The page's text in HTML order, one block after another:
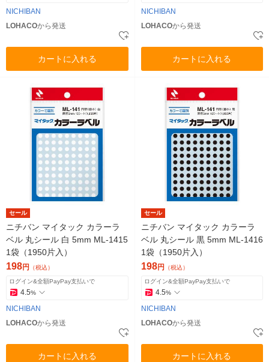
NICHIBAN
LOHACOから発送
カートに入れる
NICHIBAN
LOHACOから発送
カートに入れる
セール
ニチバン マイタック カラーラ
ベル 丸シール 白 5mm ML-1415
1袋（1950片入）
198円 （税込）
ログイン&全額PayPay支払いで
4.5%
NICHIBAN
LOHACOから発送
カートに入れる
セール
ニチバン マイタック カラーラ
ベル 丸シール 黒 5mm ML-1416
1袋（1950片入）
198円 （税込）
ログイン&全額PayPay支払いで
4.5%
NICHIBAN
LOHACOから発送
カートに入れる